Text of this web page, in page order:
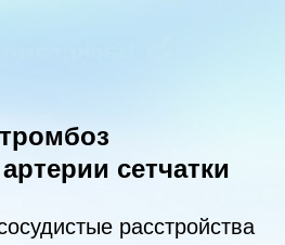
сетчатки
расстройства